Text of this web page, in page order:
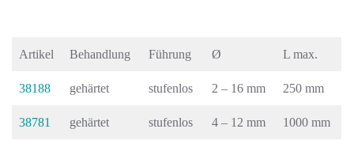
Artikel Behandlung Führung Ø L max.
38188 gehärtet stufenlos 2 – 16 mm 250 mm
38781 gehärtet stufenlos 4 – 12 mm 1000 mm